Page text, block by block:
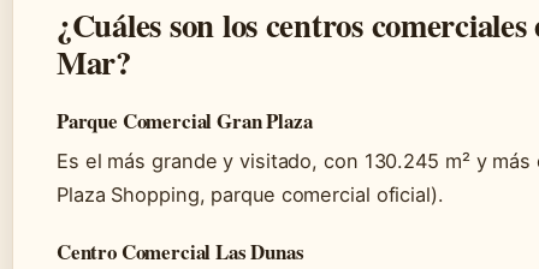
¿Cuáles son los centros
Mar?
Parque Comercial Gran Plaza
Es el más grande y visitado, con 130.245 m² y
Plaza Shopping, parque comercial oficial).
Centro Comercial Las Dunas